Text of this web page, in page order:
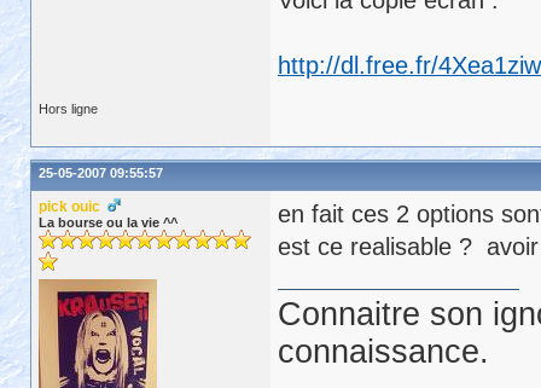
http://dl.free.fr/
Hors ligne
25-05-2007 09:55:57
pick ouic
La bourse ou la vie ^^
en fait ces 2 options
est ce realisable ?
Connaitre son
connaissance.